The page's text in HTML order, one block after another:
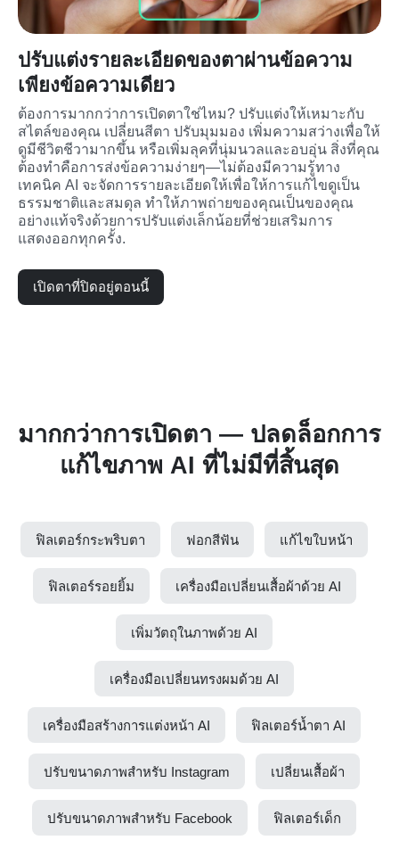
ปรับแต่งรายละเอียดของตาผ่านข้อความ
เพียงข้อความเดียว
ต้องการมากกว่าการเปิดตาใช่ไหม? ปรับแต่งให้เหมาะกับ
สไตล์ของคุณ เปลี่ยนสีตา ปรับมุมมอง เพิ่มความสว่างเพื่อให้
ดูมีชีวิตชีวามากขึ้น หรือเพิ่มลุคที่นุ่มนวลและอบอุ่น สิ่งที่คุณ
ต้องทำคือการส่งข้อความง่ายๆ—ไม่ต้องมีความรู้ทาง
เทคนิค AI จะจัดการรายละเอียดให้เพื่อให้การแก้ไขดูเป็น
ธรรมชาติและสมดุล ทำให้ภาพถ่ายของคุณเป็นของคุณ
อย่างแท้จริงด้วยการปรับแต่งเล็กน้อยที่ช่วยเสริมการ
แสดงออกทุกครั้ง.
เปิดตาที่ปิดอยู่ตอนนี้
มากกว่าการเปิดตา — ปลดล็อกการ
แก้ไขภาพ AI ที่ไม่มีที่สิ้นสุด
ฟิลเตอร์กระพริบตา ฟอกสีฟัน แก้ไขใบหน้า
ฟิลเตอร์รอยยิ้ม เครื่องมือเปลี่ยนเสื้อผ้าด้วย AI
เพิ่มวัตถุในภาพด้วย AI
เครื่องมือเปลี่ยนทรงผมด้วย AI
เครื่องมือสร้างการแต่งหน้า AI ฟิลเตอร์น้ำตา AI
ปรับขนาดภาพสำหรับ Instagram เปลี่ยนเสื้อผ้า
ปรับขนาดภาพสำหรับ Facebook ฟิลเตอร์เด็ก